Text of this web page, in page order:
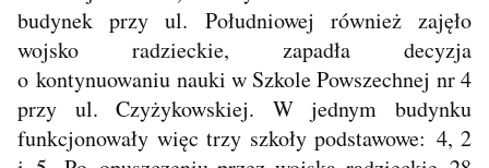
budynek przy ul. Południowej również zajęło
wojsko radzieckie, zapadła decyzja
o kontynuowaniu nauki w Szkole Powszechnej nr 4
przy ul. Czyżykowskiej. W jednym budynku
funkcjonowały więc trzy szkoły podstawowe: 4, 2